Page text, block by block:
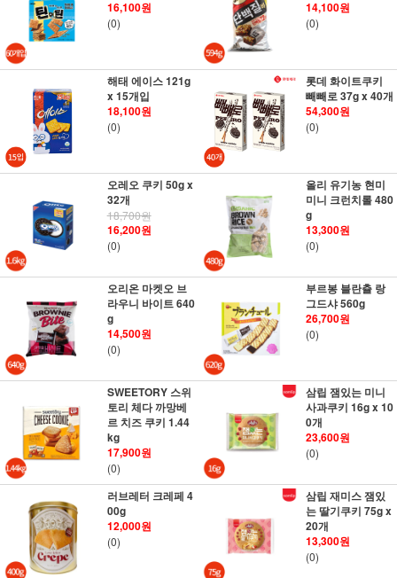
16,100원
(0)
14,100원
(0)
해태 에이스 121g
x 15개입
18,100원
(0)
롯데 화이트쿠키
빼빼로 37g x 40개
54,300원
(0)
오레오 쿠키 50g x
32개
18,700원
16,200원
(0)
올리 유기농 현미
미니 크런치롤 480
g
13,300원
(0)
오리온 마켓오 브
라우니 바이트 640
g
14,500원
(0)
부르봉 블란츌 랑
그드샤 560g
26,700원
(0)
SWEETORY 스위
토리 체다 까망베
르 치즈 쿠키 1.44
kg
17,900원
(0)
삼립 잼있는 미니
사과쿠키 16g x 10
0개
23,600원
(0)
러브레터 크레페 4
00g
12,000원
(0)
삼립 재미스 잼있
는 딸기쿠키 75g x
20개
13,300원
(0)